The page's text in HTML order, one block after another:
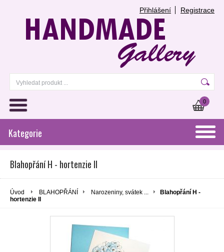
Přihlášení Registrace
0
Kategorie
Blahopřání H - hortenzie II
Úvod BLAHOPŘÁNÍ Narozeniny, svátek ...
Blahopřání H -
hortenzie II